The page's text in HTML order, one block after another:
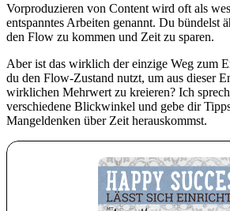
Vorproduzieren von Content wird oft als
entspanntes Arbeiten genannt. Du bündelst
den Flow zu kommen und Zeit zu sparen.
Aber ist das wirklich der einzige Weg zum
du den Flow-Zustand nutzt, um aus dieser
wirklichen Mehrwert zu kreieren? Ich
verschiedene Blickwinkel und gebe dir
Mangeldenken über Zeit herauskommst.